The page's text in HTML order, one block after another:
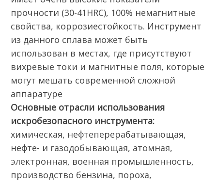
прочности (30-41HRC), 100% немагнитные
свойства, коррозиестойкость. Инструмент
из данного сплава может быть
использован в местах, где присутствуют
вихревые токи и магнитные поля, которые
могут мешать современной сложной
аппаратуре
Основные отрасли использования
искробезопасного инструмента:
химическая, нефтеперерабатывающая,
нефте- и газодобывающая, атомная,
электронная, военная промышленность,
производство бензина, пороха,